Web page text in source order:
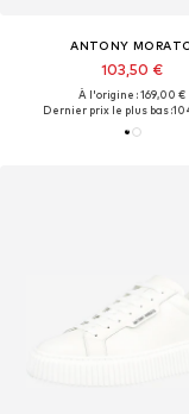
ANTONY
103,50 €
À l'origine : 169,00 €
Dernier prix le plus bas :